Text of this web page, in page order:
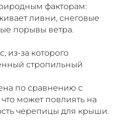
факторам:
ливни, снеговые
порывы ветра.
из-за которого
стропильный
по сравнению с
может повлиять на
черепицы для крыши.